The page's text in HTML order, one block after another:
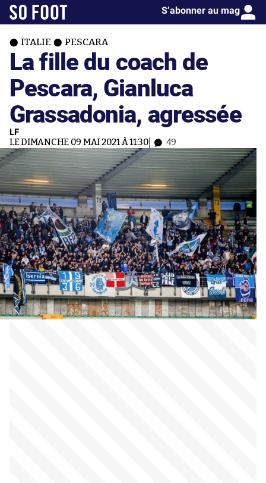
S’abonner au mag
ITALIE PESCARA
La fille du coach de
Pescara, Gianluca
Grassadonia, agressée
LF
LE DIMANCHE 09 MAI 2021 À 11:30 49